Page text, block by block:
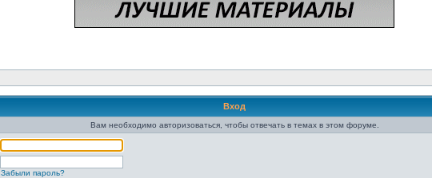
Вход
Вам необходимо авторизоваться, чтобы отвечать в темах в этом форуме.
Забыли пароль?